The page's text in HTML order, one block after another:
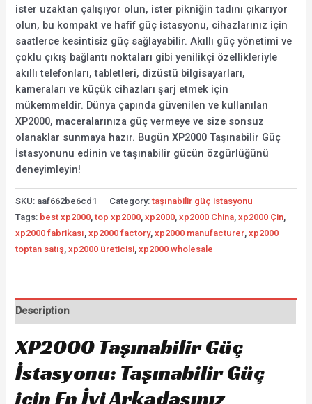
ister uzaktan çalışıyor olun, ister pikniğin tadını çıkarıyor
olun, bu kompakt ve hafif güç istasyonu, cihazlarınız için
saatlerce kesintisiz güç sağlayabilir. Akıllı güç yönetimi ve
çoklu çıkış bağlantı noktaları gibi yenilikçi özellikleriyle
akıllı telefonları, tabletleri, dizüstü bilgisayarları,
kameraları ve küçük cihazları şarj etmek için
mükemmeldir. Dünya çapında güvenilen ve kullanılan
XP2000, maceralarınıza güç vermeye ve size sonsuz
olanaklar sunmaya hazır. Bugün XP2000 Taşınabilir Güç
İstasyonunu edinin ve taşınabilir gücün özgürlüğünü
deneyimleyin!
SKU: aaf662be6cd1 Category:taşınabilir güç istasyonu
Tags: best xp2000,top xp2000,xp2000,xp2000 China,xp2000 Çin,
xp2000 fabrikası,xp2000 factory,xp2000 manufacturer,xp2000
toptan satış,xp2000 üreticisi,xp2000 wholesale
Description
XP2000 Taşınabilir Güç
İstasyonu: Taşınabilir Güç
için En İyi Arkadaşınız